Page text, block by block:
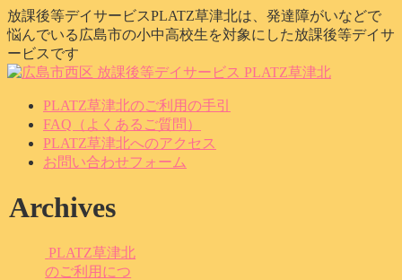
放課後等デイサービスPLATZ草津北は、発達障がいなどで
悩んでいる広島市の小中高校生を対象にした放課後等デイサ
ービスです
PLATZ草津北のご利用の手引
FAQ（よくあるご質問）
PLATZ草津北へのアクセス
お問い合わせフォーム
Archives
PLATZ草津北
のご利用につ